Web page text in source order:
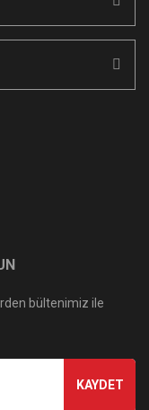
bültenimiz ile
KAYDET